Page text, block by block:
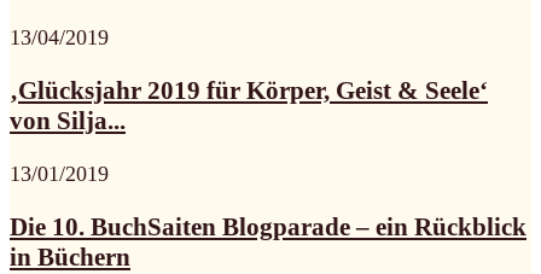
13/04/2019
‚Glücksjahr 2019 für Körper, Geist & Seele‘
von Silja...
13/01/2019
Die 10. BuchSaiten Blogparade – ein Rückblick
in Büchern